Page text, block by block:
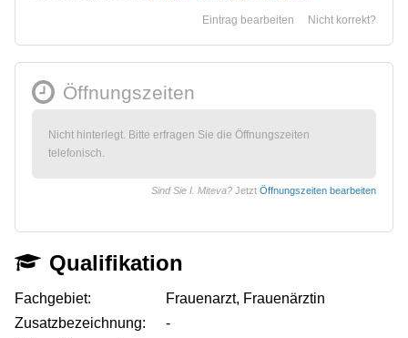
Nicht korrekt?
Eintrag bearbeiten
Öffnungszeiten
Nicht hinterlegt. Bitte erfragen Sie die Öffnungszeiten
telefonisch.
Sind Sie I. Miteva? Jetzt Öffnungszeiten bearbeiten
Qualifikation
Fachgebiet:
Frauenarzt, Frauenärztin
Zusatzbezeichnung:
-